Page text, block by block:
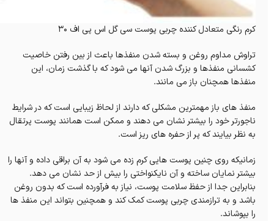
کرم رنگی متعادل کننده چربی پوست سی گل اس پی اف ۳۰
تراوش مداوم روغن و بسته شدن منفذها باعث از بین رفتن خاصیت
کشسانی منفذها و بزرگ شدن آنها می شود که با گذشت زمان، این
منفذها همچنان باز می مانند.
منفذ های باز مهمترین مشکلی که دارند از لحاظ زیبایی‌ است که در شرایط
ناجورتر خود را بیشتر نشان می دهند و ممکن است همانند پوست پرتقال
به نظر بیایند که پر از حفره های ریز است.
زمانیکه روی چنین پوست هایی کرم زده می شود به آن براقی داده و آنها را
بیشتر نمایان ساخته و آن نایکنواختی را بیش از حد نشان می دهد.
بنابراین جدا از حفظ سلامت پوست، نیاز به فرآورده است که بدون روغن
باشد و به ترازمندی چربی پوست کمک کند و همچنین بتواند این منفذ ها
را بپوشاند.